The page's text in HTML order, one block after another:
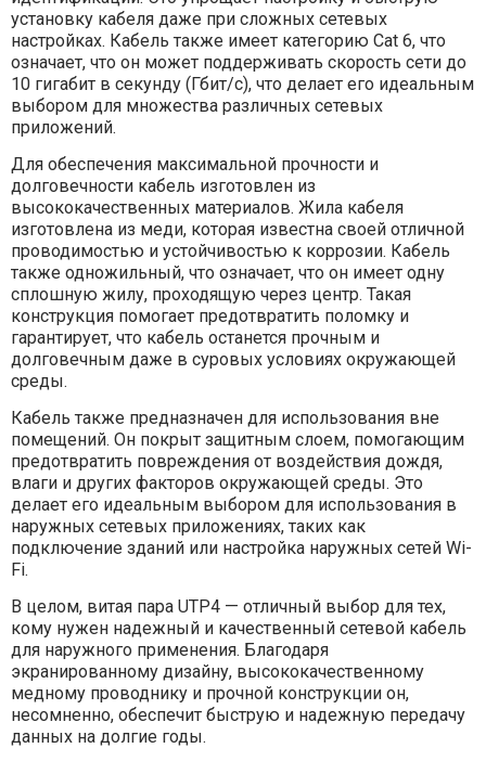
установку кабеля даже при сложных сетевых
настройках. Кабель также имеет категорию Cat 6, что
означает, что он может поддерживать скорость сети до
10 гигабит в секунду (Гбит/с), что делает его идеальным
выбором для множества различных сетевых
приложений.
Для обеспечения максимальной прочности и
долговечности кабель изготовлен из
высококачественных материалов. Жила кабеля
изготовлена из меди, которая известна своей отличной
проводимостью и устойчивостью к коррозии. Кабель
также одножильный, что означает, что он имеет одну
сплошную жилу, проходящую через центр. Такая
конструкция помогает предотвратить поломку и
гарантирует, что кабель останется прочным и
долговечным даже в суровых условиях окружающей
среды.
Кабель также предназначен для использования вне
помещений. Он покрыт защитным слоем, помогающим
предотвратить повреждения от воздействия дождя,
влаги и других факторов окружающей среды. Это
делает его идеальным выбором для использования в
наружных сетевых приложениях, таких как
подключение зданий или настройка наружных сетей Wi-
Fi.
В целом, витая пара UTP4 — отличный выбор для тех,
кому нужен надежный и качественный сетевой кабель
для наружного применения. Благодаря
экранированному дизайну, высококачественному
медному проводнику и прочной конструкции он,
несомненно, обеспечит быструю и надежную передачу
данных на долгие годы.